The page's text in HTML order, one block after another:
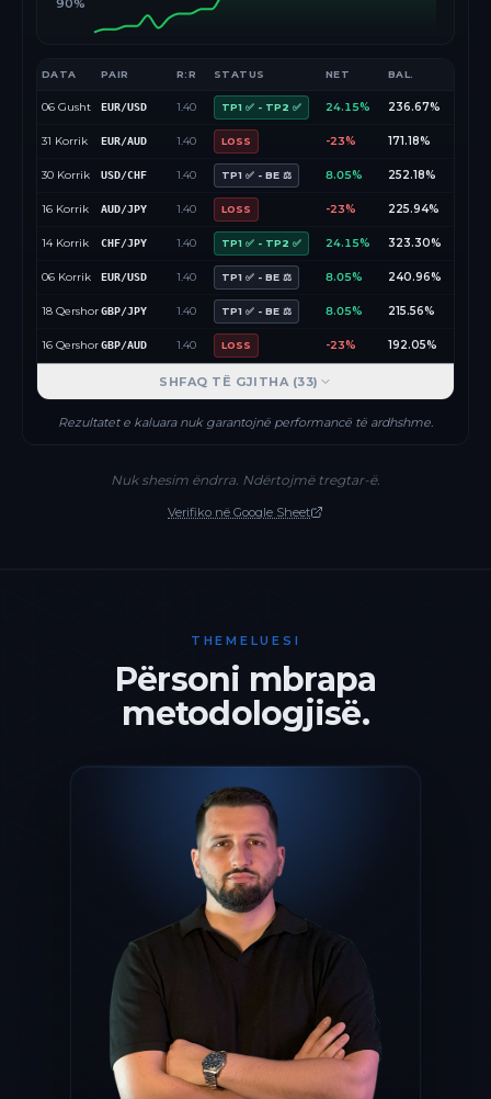
90%
DATA PAIR R:R STATUS NET BAL.
06 Gusht EUR/USD 1.40 TP1 ✅ - TP2 ✅ 24.15% 236.67%
31 Korrik EUR/AUD 1.40 LOSS -23% 171.18%
30 Korrik USD/CHF 1.40 TP1 ✅ - BE ⚖️ 8.05% 252.18%
16 Korrik AUD/JPY 1.40 LOSS -23% 225.94%
14 Korrik CHF/JPY 1.40 TP1 ✅ - TP2 ✅ 24.15% 323.30%
06 Korrik EUR/USD 1.40 TP1 ✅ - BE ⚖️ 8.05% 240.96%
18 QershorGBP/JPY 1.40 TP1 ✅ - BE ⚖️ 8.05% 215.56%
16 QershorGBP/AUD 1.40 LOSS -23% 192.05%
SHFAQ TË GJITHA (33)
Rezultatet e kaluara nuk garantojnë performancë të ardhshme.
Nuk shesim ëndrra. Ndërtojmë tregtar-ë.
Verifiko në Google Sheet
THEMELUESI
Përsoni mbrapa
metodologjisë.